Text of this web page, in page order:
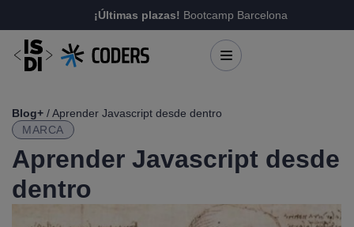
¡Últimas plazas! Bootcamp Barcelona
Blog+ / Aprender Javascript desde dentro
MARCA
Aprender Javascript desde
dentro